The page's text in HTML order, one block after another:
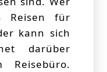
Reisen für
kann sich
darüber